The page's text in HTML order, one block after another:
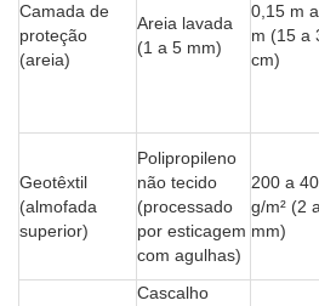
Camada de
proteção
(areia)
Areia lavada
(1 a 5 mm)
0,15 m
m (15 a
cm)
Geotêxtil
(almofada
superior)
Polipropileno
não tecido
(processado
por esticagem
com agulhas)
200 a
g/m² (2
mm)
Cascalho